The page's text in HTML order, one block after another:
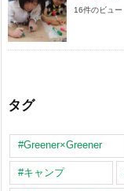
16件のビュー
タグ
#Greener×Greener
#キャンプ